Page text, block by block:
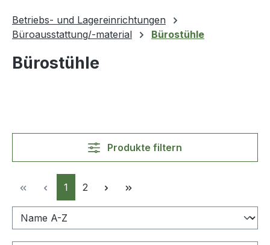
Betriebs- und Lagereinrichtungen
Büroausstattung/-material
Bürostühle
Bürostühle
Produkte filtern
Seite
1 Seite
2